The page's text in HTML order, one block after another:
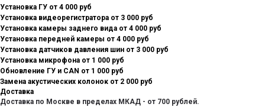
Установка ГУ от 4 000 руб
Установка видеорегистратора от 3 000 руб
Установка камеры заднего вида от 4 000 руб
Установка передней камеры от 4 000 руб
Установка датчиков давления шин от 3 000 руб
Установка микрофона от 1 000 руб
Обновление ГУ и CAN от 1 000 руб
Замена акустических колонок от 2 000 руб
Доставка
Доставка по Москве в пределах МКАД - от 700 рублей.